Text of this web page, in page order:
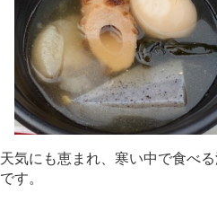
天気にも恵まれ、寒い中で食べ
です。